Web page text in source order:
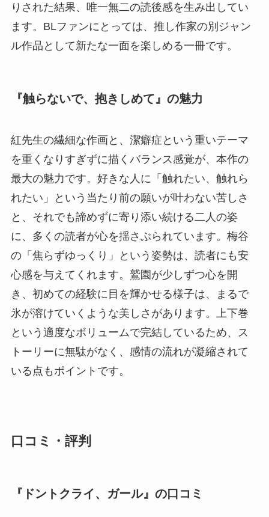
りされた結果、唯一無二の読後感を生み出してい
ます。BLファンにとっては、推し作家の別ジャン
ル作品として新たな一面を楽しめる一冊です。
『触らないで、抱きしめて』の魅力
紅先生の繊細な作画と、潔癖症という重いテーマ
を重くなりすぎずに描くバランス感覚が、本作の
最大の魅力です。好きな人に「触れたい、触れら
れたい」という当たり前の願いが叶わない苦しさ
と、それでも諦めずに寄り添い続ける二人の姿
に、多くの読者が心を揺さぶられています。梅谷
の「焦らずゆっくり」という姿勢は、読者にも安
心感を与えてくれます。鷲園が少しずつ心を開
き、初めての経験に目を輝かせる様子は、まるで
氷が溶けていくような美しさがあります。上下巻
という適度なボリュームで完結しているため、ス
トーリーに無駄がなく、感情の流れが凝縮されて
いる点もポイントです。
口コミ・評判
『ドントクライ、ガール』の口コミ